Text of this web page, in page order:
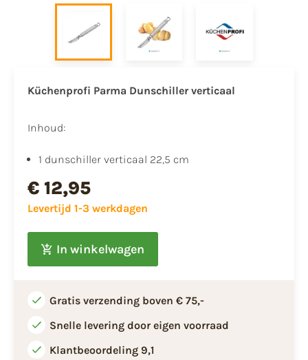
Küchenprofi Parma Dunschiller verticaal
Inhoud:
1 dunschiller verticaal 22,5 cm
€ 12,95
Levertijd 1-3 werkdagen
In winkelwagen
Gratis verzending boven € 75,-
Snelle levering door eigen voorraad
Klantbeoordeling 9,1